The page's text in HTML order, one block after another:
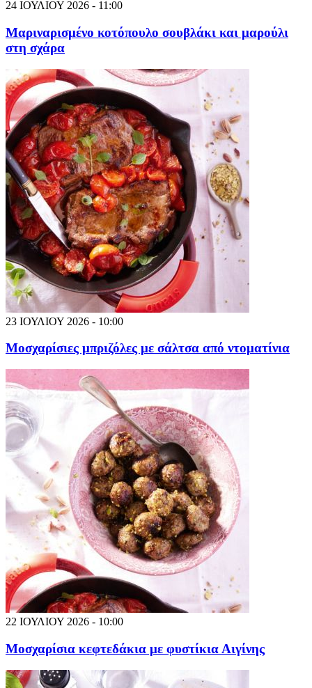
24 ΙΟΥΛΙΟΥ 2026 - 11:00
Μαριναρισμένο κοτόπουλο σουβλάκι και μαρούλι
στη σχάρα
23 ΙΟΥΛΙΟΥ 2026 - 10:00
Μοσχαρίσιες μπριζόλες με σάλτσα από ντοματίνια
22 ΙΟΥΛΙΟΥ 2026 - 10:00
Μοσχαρίσια κεφτεδάκια με φυστίκια Αιγίνης